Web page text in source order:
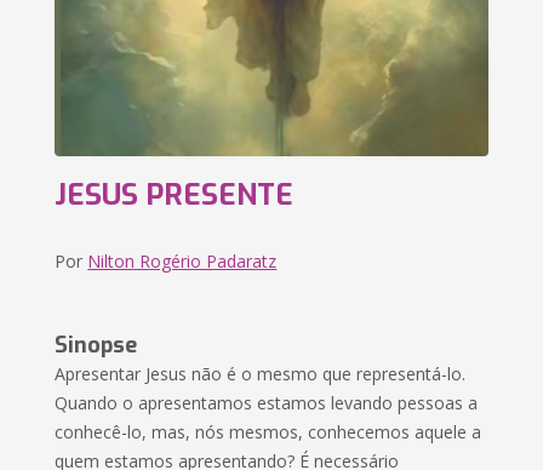
JESUS PRESENTE
Por Nilton Rogério Padaratz
Sinopse
Apresentar Jesus não é o mesmo que representá-lo.
Quando o apresentamos estamos levando pessoas a
conhecê-lo, mas, nós mesmos, conhecemos aquele a
quem estamos apresentando? É necessário